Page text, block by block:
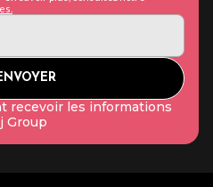
recevoir les informations
Group